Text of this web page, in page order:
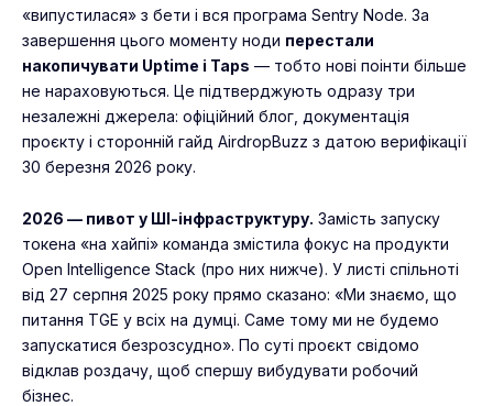
«випустилася» з бети і вся програма Sentry Node. За
завершення цього моменту ноди перестали
накопичувати Uptime і Taps — тобто нові поінти більше
не нараховуються. Це підтверджують одразу три
незалежні джерела: офіційний блог, документація
проєкту і сторонній гайд AirdropBuzz з датою верифікації
30 березня 2026 року.
2026 — пивот у ШІ-інфраструктуру. Замість запуску
токена «на хайпі» команда змістила фокус на продукти
Open Intelligence Stack (про них нижче). У листі спільноті
від 27 серпня 2025 року прямо сказано: «Ми знаємо, що
питання TGE у всіх на думці. Саме тому ми не будемо
запускатися безрозсудно». По суті проєкт свідомо
відклав роздачу, щоб спершу вибудувати робочий
бізнес.